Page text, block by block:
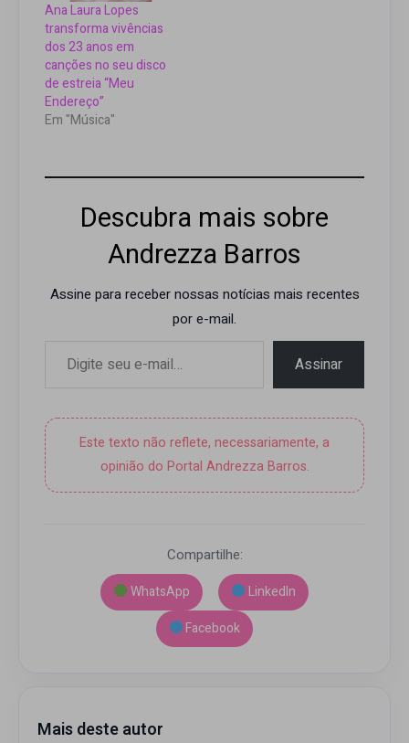
Ana Laura Lopes
transforma vivências
dos 23 anos em
canções no seu disco
de estreia “Meu
Endereço”
Em "Música"
Descubra mais sobre
Andrezza Barros
Assine para receber nossas notícias mais recentes
por e-mail.
Assinar
Este texto não reflete, necessariamente, a
opinião do Portal Andrezza Barros.
Compartilhe:
WhatsApp
LinkedIn
Facebook
Mais deste autor